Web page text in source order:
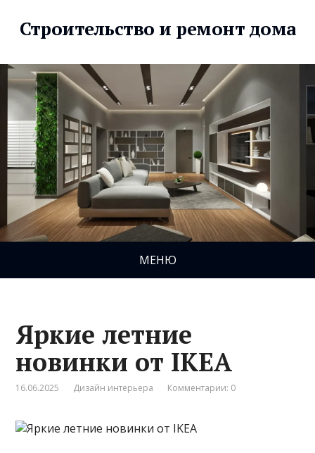
Строительство и ремонт дома
МЕНЮ
Яркие летние
новинки от IKEA
16.06.2025 Дизайн интерьера Комментарии: 0